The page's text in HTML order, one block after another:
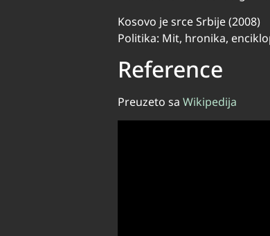
Kosovo je srce Srbije (2008)
Politika: Mit, hronika,
Reference
Preuzeto sa Wikipedija